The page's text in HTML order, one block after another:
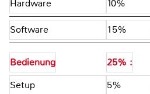
Hardware
10%
Software 15%
Bedienung
25% :
Setup
5%